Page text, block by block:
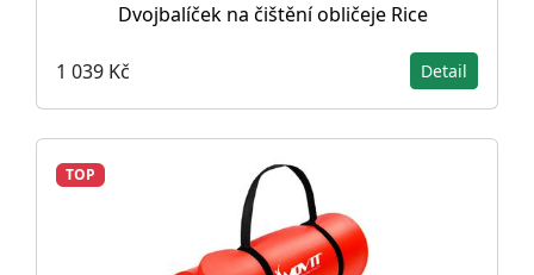
Dvojbalíček na čištění obličeje Rice
1 039 Kč Detail
TOP